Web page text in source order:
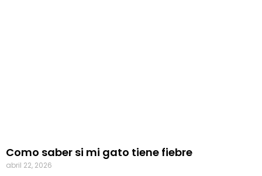
Como saber si mi gato tiene fiebre
abril 22, 2026